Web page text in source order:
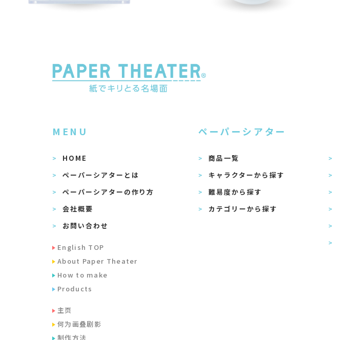
MENU
HOME
ペーパーシアターとは
ペーパーシアターの作り方
会社概要
お問い合わせ
English TOP
About Paper Theater
How to make
Products
主页
何为画叠剧影
制作方法
ペーパーシアター
商品一覧
キャラクターから探す
難易度から探す
カテゴリーから探す